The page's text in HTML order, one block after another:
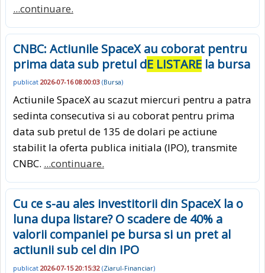
...continuare.
CNBC: Actiunile SpaceX au coborat pentru
prima data sub pretul dE LISTARE la bursa
publicat 2026-07-16 08:00:03 (Bursa)
Actiunile SpaceX au scazut miercuri pentru a patra
sedinta consecutiva si au coborat pentru prima
data sub pretul de 135 de dolari pe actiune
stabilit la oferta publica initiala (IPO), transmite
CNBC. ...continuare.
Cu ce s-au ales investitorii din SpaceX la o
luna dupa listare? O scadere de 40% a
valorii companiei pe bursa si un pret al
actiunii sub cel din IPO
publicat 2026-07-15 20:15:32 (Ziarul-Financiar)